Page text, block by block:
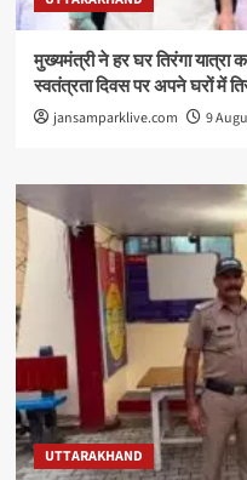
मुख्यमंत्री ने हर घर तिरंगा यात्रा
स्वतंत्रता दिवस पर अपने घरों में
jansamparklive.com 9
UTTARAKHAND